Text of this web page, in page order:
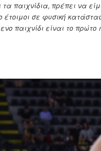
παιχνίδια, πρέπει να
σε φυσική
παιχνίδι είναι το